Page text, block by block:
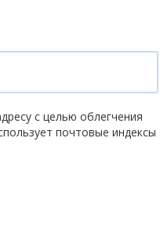
с целью облегчения
почтовые индексы